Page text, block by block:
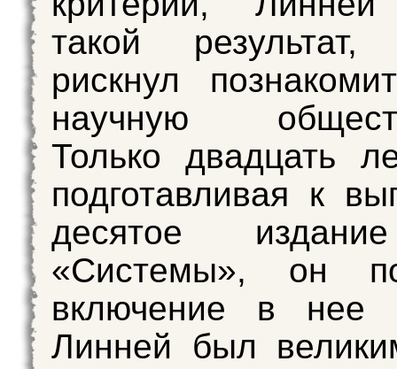
такой
рискнул
научную
Только двадцать
подготавливая к
десятое
«Системы», он
включение в нее
Линней был